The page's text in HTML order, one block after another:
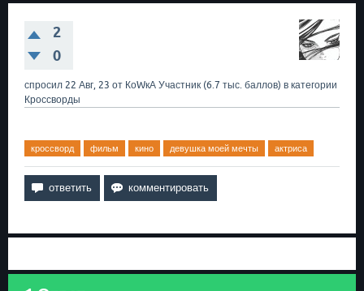
2
0
спросил 22 Авг, 23 от КоWкА Участник (6.7 тыс. баллов) в категории
Кроссворды
кроссворд фильм кино девушка моей мечты актриса